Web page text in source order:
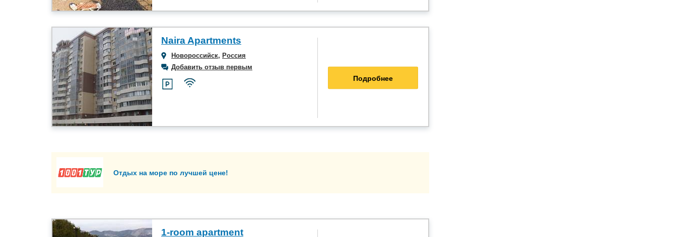
Naira Apartments
Новороссийск, Россия
Добавить отзыв первым
Подробнее
Отдых на море по лучшей цене!
1-room apartment